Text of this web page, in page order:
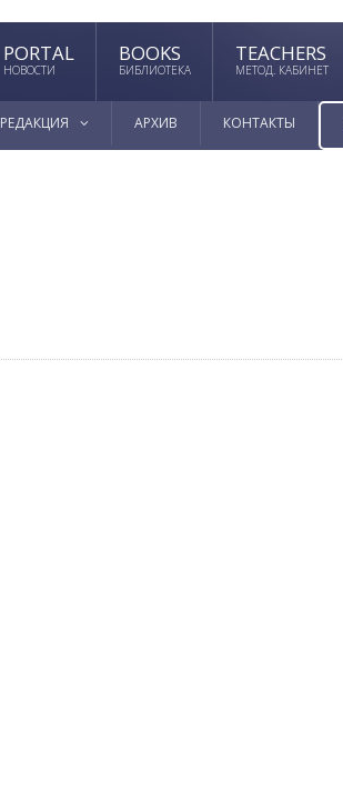
PORTAL
НОВОСТИ
BOOKS
БИБЛИОТЕКА
TEACHERS
МЕТОД. КАБИНЕТ
РЕДАКЦИЯ АРХИВ КОНТАКТЫ